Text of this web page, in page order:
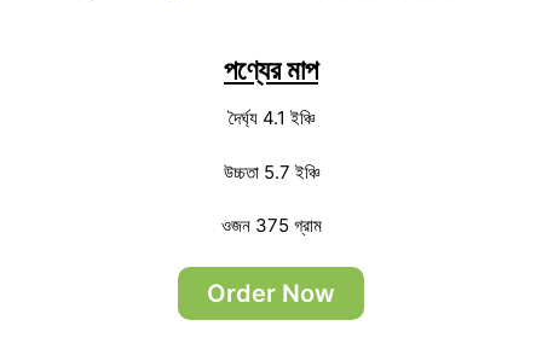
পণ্যের মাপ
দৈর্ঘ্য 4.1 ইঞ্চি
উচ্চতা 5.7 ইঞ্চি
ওজন 375 গ্রাম
Order Now